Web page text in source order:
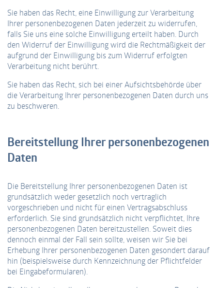
Sie haben das Recht, eine Einwilligung zur Verarbeitung
Ihrer personenbezogenen Daten jederzeit zu widerrufen,
falls Sie uns eine solche Einwilligung erteilt haben. Durch
den Widerruf der Einwilligung wird die Rechtmäßigkeit der
aufgrund der Einwilligung bis zum Widerruf erfolgten
Verarbeitung nicht berührt.
Sie haben das Recht, sich bei einer Aufsichtsbehörde über
die Verarbeitung Ihrer personenbezogenen Daten durch uns
zu beschweren.
Bereitstellung Ihrer personenbezogenen
Daten
Die Bereitstellung Ihrer personenbezogenen Daten ist
grundsätzlich weder gesetzlich noch vertraglich
vorgeschrieben und nicht für einen Vertragsabschluss
erforderlich. Sie sind grundsätzlich nicht verpflichtet, Ihre
personenbezogenen Daten bereitzustellen. Soweit dies
dennoch einmal der Fall sein sollte, weisen wir Sie bei
Erhebung Ihrer personenbezogenen Daten gesondert darauf
hin (beispielsweise durch Kennzeichnung der Pflichtfelder
bei Eingabeformularen).